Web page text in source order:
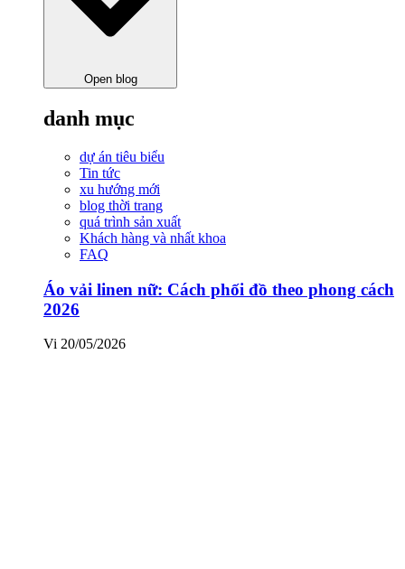
Open blog
danh mục
dự án tiêu biểu
Tin tức
xu hướng mới
blog thời trang
quá trình sản xuất
Khách hàng và nhất khoa
FAQ
Áo vải linen nữ: Cách phối đồ theo phong cách
2026
Vi 20/05/2026